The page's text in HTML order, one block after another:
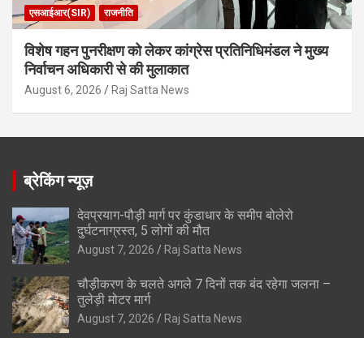
एसआईआर(SIR) राजनीति
विशेष गहन पुनरीक्षण को लेकर कांग्रेस प्रतिनिधिमंडल ने मुख्य
निर्वाचन अधिकारी से की मुलाकात
August 6, 2026 Raj Satta News
ब्रेकिंग न्यूज़
देवप्रयाग-पौड़ी मार्ग पर कुंडाधार के समीप बोलेरो
दुर्घटनाग्रस्त, 5 लोगों की मौत
August 7, 2026 Raj Satta News
चौड़ीकरण के चलते अगले 7 दिनों तक बंद रहेगा जलना –
तुलेड़ी मोटर मार्ग
August 7, 2026 Raj Satta News